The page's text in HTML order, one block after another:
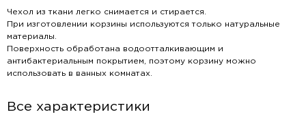
Чехол из ткани легко снимается и стирается.
При изготовлении корзины используются только натуральные
материалы.
Поверхность обработана водоотталкивающим и
антибактериальным покрытием, поэтому корзину можно
использовать в ванных комнатах.
Все характеристики